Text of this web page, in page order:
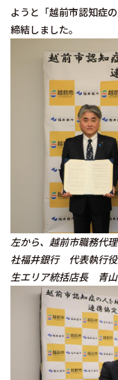
ようと「越前市認知症
締結しました。
左から、越前市職務
社福井銀行 代表執行
生エリア統括店長 青